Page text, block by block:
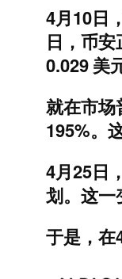
4月10日
日，币
0.029 美
就在市场
195%。
4月25日
划。这一
于是，在